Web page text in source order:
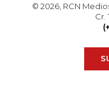
© 2026, RCN
Cr.